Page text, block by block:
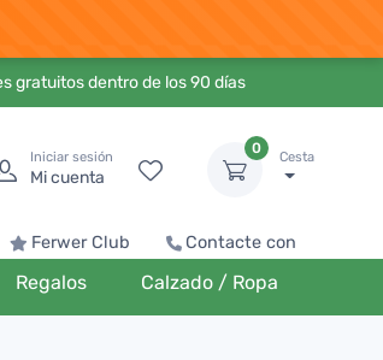
gratuitos dentro de los 90 días
Iniciar sesión
Mi cuenta
0
Cesta
Ferwer Club Contacte con
Regalos Calzado / Ropa